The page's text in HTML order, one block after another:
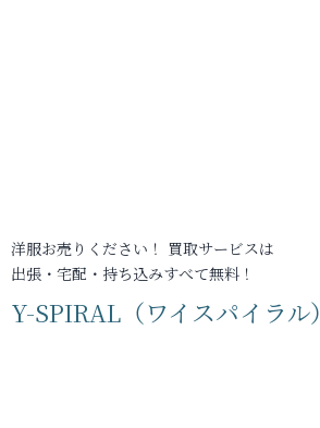
洋服お売りください！ 買取サービスは
出張・宅配・持ち込みすべて無料！
Y-SPIRAL（ワイスパイラル）